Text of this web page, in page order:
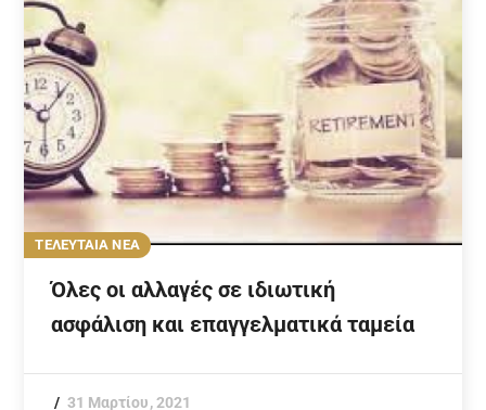
ΤΕΛΕΥΤΑΙΑ ΝΕΑ
Όλες οι αλλαγές σε ιδιωτική
ασφάλιση και επαγγελματικά ταμεία
31 Μαρτίου, 2021